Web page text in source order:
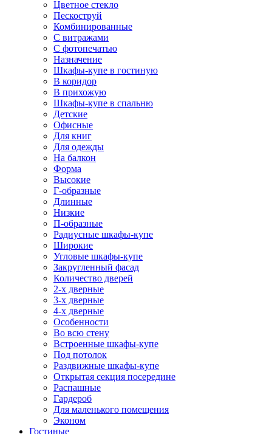
Цветное стекло
Пескоструй
Комбинированные
С витражами
С фотопечатью
Назначение
Шкафы-купе в гостиную
В коридор
В прихожую
Шкафы-купе в спальню
Детские
Офисные
Для книг
Для одежды
На балкон
Форма
Высокие
Г-образные
Длинные
Низкие
П-образные
Радиусные шкафы-купе
Широкие
Угловые шкафы-купе
Закругленный фасад
Количество дверей
2-х дверные
3-х дверные
4-х дверные
Особенности
Во всю стену
Встроенные шкафы-купе
Под потолок
Раздвижные шкафы-купе
Открытая секция посередине
Распашные
Гардероб
Для маленького помещения
Эконом
Гостиные